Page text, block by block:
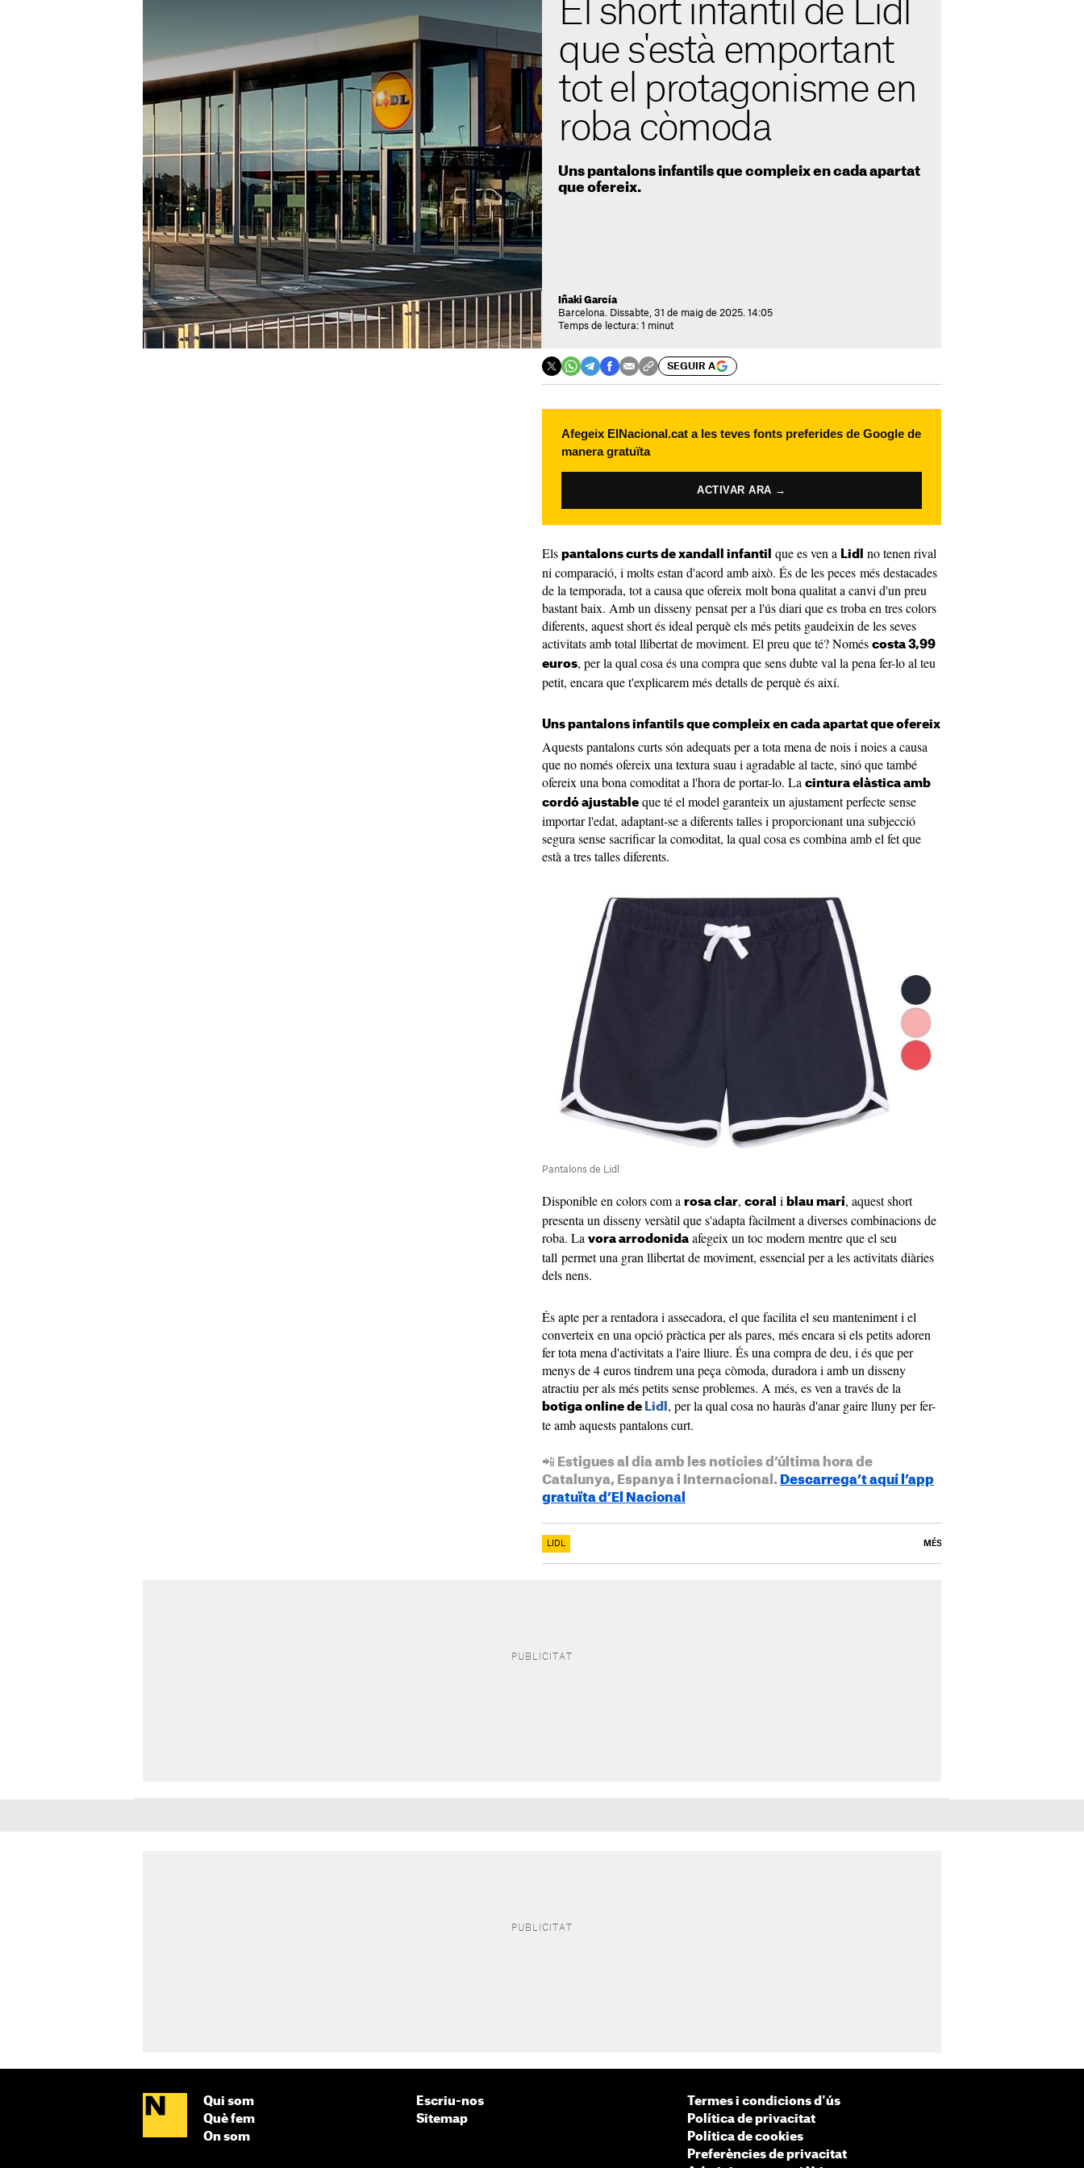
El short infantil de Lidl
que s'està emportant
tot el protagonisme en
roba còmoda
Uns pantalons infantils que compleix en cada apartat
que ofereix.
Iñaki García
Barcelona. Dissabte, 31 de maig de 2025. 14:05
Temps de lectura: 1 minut
SEGUIR A
Afegeix ElNacional.cat a les teves fonts preferides de Google de
manera gratuïta
ACTIVAR ARA →
Els pantalons curts de xandall infantil que es ven a Lidl
no tenen rival
ni comparació, i molts estan d'acord amb això. És de les peces més destacades
de la temporada, tot a causa que ofereix molt bona qualitat a canvi d'un preu
bastant baix. Amb un disseny pensat per a l'ús diari que es troba en tres colors
diferents, aquest short és ideal perquè els més petits gaudeixin de les seves
activitats amb total llibertat de moviment. El preu que té? Només costa 3,99
euros, per la qual cosa és una compra que sens dubte val la pena fer-lo al teu
petit, encara que t'explicarem més detalls de perquè és així.
Uns pantalons infantils que compleix en cada apartat que ofereix
Aquests pantalons curts són adequats per a tota mena de nois i noies a causa
que no només ofereix una textura suau i agradable al tacte, sinó que també
ofereix una bona comoditat a l'hora de portar-lo. La cintura elàstica amb
cordó ajustable que té el model garanteix un ajustament perfecte sense
importar l'edat, adaptant-se a diferents talles i proporcionant una subjecció
segura sense sacrificar la comoditat, la qual cosa es combina amb el fet que
està a tres talles diferents.
Pantalons de Lidl
Disponible en colors com a rosa clar, coral i blau marí, aquest short
presenta un disseny versàtil que s'adapta fàcilment a diverses combinacions de
roba. La vora arrodonida afegeix un toc modern mentre que el seu
tall permet una gran llibertat de moviment, essencial per a les activitats diàries
dels nens.
És apte per a rentadora i assecadora, el que facilita el seu manteniment i el
converteix en una opció pràctica per als pares, més encara si els petits adoren
fer tota mena d'activitats a l'aire lliure. És una compra de deu, i és que per
menys de 4 euros tindrem una peça còmoda, duradora i amb un disseny
atractiu per als més petits sense problemes. A més, es ven a través de la
botiga online de Lidl , per la qual cosa no hauràs d'anar gaire lluny per fer-
te amb aquests pantalons curt.
📲 Estigues al dia amb les notícies d’última hora de
Catalunya, Espanya i Internacional. Descarrega’t aquí l’app
gratuïta d’El Nacional
LIDL MÉS
Qui som
Què fem
On som
Escriu-nos
Sitemap
Termes i condicions d'ús
Política de privacitat
Política de cookies
Preferències de privacitat